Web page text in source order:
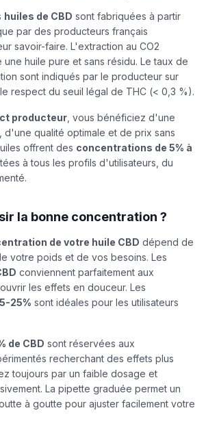
huiles de CBD sont fabriquées à partir
par des producteurs français
savoir-faire. L'extraction au CO2
huile pure et sans résidu. Le taux de
sont indiqués par le producteur sur
respect du seuil légal de THC (< 0,3 %).
producteur , vous bénéficiez d'une
d'une qualité optimale et de prix sans
offrent des concentrations de 5% à
à tous les profils d'utilisateurs, du
la bonne concentration ?
de votre huile CBD dépend de
votre poids et de vos besoins. Les
conviennent parfaitement aux
les effets en douceur. Les
25% sont idéales pour les utilisateurs
de CBD sont réservées aux
recherchant des effets plus
toujours par un faible dosage et
La pipette graduée permet un
à goutte pour ajuster facilement votre